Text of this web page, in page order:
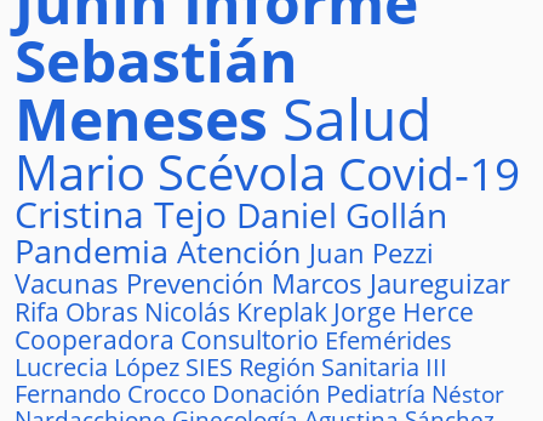
Sebastián
Meneses Salud
Mario Scévola Covid-19
Cristina Tejo Daniel Gollán
Pandemia Atención Juan Pezzi
Vacunas Prevención Marcos Jaureguizar
Rifa Obras Nicolás Kreplak Jorge Herce
Cooperadora Consultorio Efemérides
Lucrecia López SIES Región Sanitaria III
Fernando Crocco Donación Pediatría Néstor